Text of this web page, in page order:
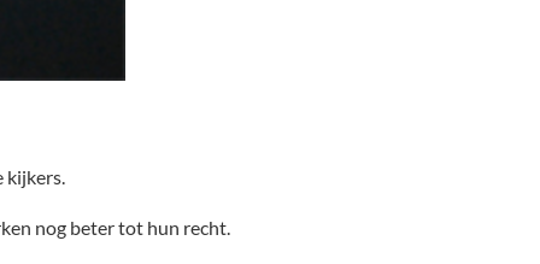
nog beter tot hun recht.